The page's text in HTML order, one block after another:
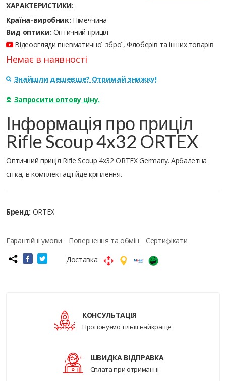
ХАРАКТЕРИСТИКИ:
Країна-виробник: Німеччина
Вид оптики: Оптичний приціл
Відеоогляди пневматичної зброї, Флоберів та інших товарів
Немає в наявності
Знайшли дешевше? Отримай знижку!
Запросити оптову ціну.
Інформація про приціл
Rifle Scoup 4x32 ORTEX
Оптичний приціл Rifle Scoup 4x32 ORTEX Germany. Арбалетна
сітка, в комплектації йде кріплення.
Бренд: ORTEX
Гарантійні умови Повернення та обмін
Сертифікати
Доставка:
КОНСУЛЬТАЦІЯ
Пропонуємо тількі найкраще
ШВИДКА ВІДПРАВКА
Сплата при отриманні